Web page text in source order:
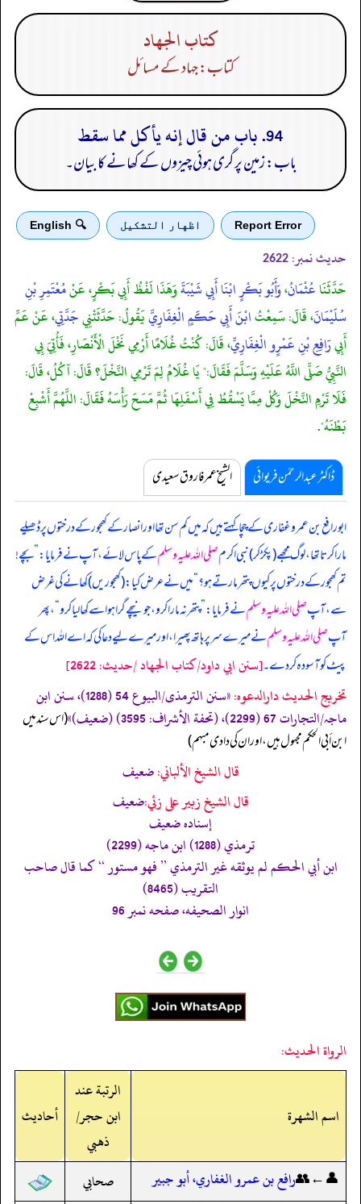
كتاب الجهاد
کتاب: جہاد کے مسائل
94. باب من قال إنه يأكل مما سقط
باب: زمین پر گری ہوئی چیزوں کے کھانے کا بیان۔
Report Error اظهار التشكيل 🔍 English
حدیث نمبر: 2622
حَدَّثَنَاعُثْمَانُ،وَأَبُو بَكْرٍ ابْنَا أَبِي شَيْبَةَوَهَذَا لَفْظُ أَبِي بَكْرٍ، عَنْمُعْتَمِرِ بْنِ
سُلَيْمَانَ، قَالَ: سَمِعْتُابْنَ أَبِي حَكَمٍ الْغِفَارِيَّيَقُولُ: حَدَّثَتْنِيجَدَّتِي، عَنْ عَمِّ
أَبِيرَافِعِ بْنِ عَمْرٍو الْغِفَارِيِّ، قَالَ: كُنْتُ غُلَامًا أَرْمِي نَخْلَ الْأَنْصَارِ، فَأُتِيَ بِي
النَّبِيُّ صَلَّى اللَّهُ عَلَيْهِ وَسَلَّمَ فَقَالَ:" يَا غُلَامُ لِمَ تَرْمِي النَّخْلَ؟ قَالَ: آكُلُ، قَالَ:
فَلَا تَرْمِ النَّخْلَ وَكُلْ مِمَّا يَسْقُطُ فِي أَسْفَلِهَا ثُمَّ مَسَحَ رَأْسَهُ فَقَالَ: اللَّهُمَّ أَشْبِعْ
بَطْنَهُ".
ڈاکٹر عبدالرحمٰن فریوائی الشیخ عمر فاروق سعیدی
ابورافع بن عمرو غفاری کے چچا کہتے ہیں کہمیں کم سن تھا اور انصار کے کھجور کے درختوں پر ڈھیلے
مارا کرتا تھا، لوگ مجھے (پکڑ کر) نبی اکرمصلی اللہ علیہ وسلمکے پاس لائے، آپ نے فرمایا:”بچے!
تم کھجور کے درختوں پر کیوں پتھر مارتے ہو؟“میں نے عرض کیا: (کھجوریں) کھانے کی غرض
سے، آپصلی اللہ علیہ وسلمنے فرمایا:”پتھر نہ مارا کرو، جو نیچے گرا ہو اسے کھا لیا کرو“، پھر
آپصلی اللہ علیہ وسلمنے میرے سر پر ہاتھ پھیرا، اور میرے لیے دعا کی کہ اے اللہ اس کے
پیٹ کو آسودہ کر دے۔[سنن ابي داود/كتاب الجهاد /حدیث: 2622]
تخریج الحدیث دارالدعوہ:
«‏‏‏‏سنن الترمذی/البیوع 54 (1288)، سنن ابن
ماجہ/التجارات 67 (2299)، (تحفة الأشراف: 3595) (ضعیف)»
‏‏‏‏ (اس سند میں
ابن أبی الحکم مجہول ہیں، اور ان کی دادی مبہم)
قال الشيخ الألباني:ضعيف
قال الشيخ زبير على زئي:ضعيف
إسناده ضعيف
ترمذي (1288) ابن ماجه (2299)
ابن أبي الحكم لم يوثقه غير الترمذي ’’ فھو مستور ‘‘ كما قال صاحب
التقريب (8465)
انوار الصحيفه، صفحه نمبر 96
الرواة الحديث:
اسم الشهرة
الرتبة عند
ابن حجر/
ذهبي
أحاديث
👤←👥رافع بن عمرو الغفاري، أبو جبير
صحابي